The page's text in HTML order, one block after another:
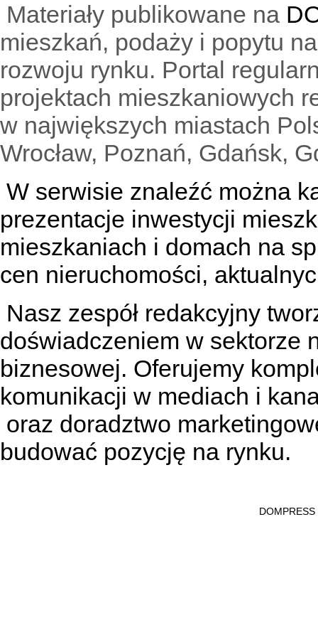
Materiały publikowane na
mieszkań, podaży i popytu
rozwoju rynku. Portal
projektach mieszkaniowych
w największych miastach
Wrocław, Poznań, Gdańsk,
W serwisie znaleźć można
prezentacje inwestycji
mieszkaniach i domach na
cen nieruchomości,
Nasz zespół redakcyjny
doświadczeniem w sektorze
biznesowej. Oferujemy
komunikacji w mediach i
oraz doradztwo
budować pozycję na rynku.